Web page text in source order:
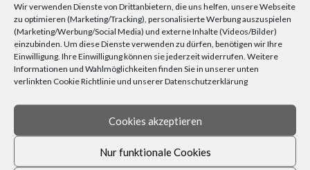
Wir verwenden Dienste von Drittanbietern, die uns helfen, unsere Webseite
zu optimieren (Marketing/Tracking), personalisierte Werbung auszuspielen
(Marketing/Werbung/Social Media) und externe Inhalte (Videos/Bilder)
einzubinden. Um diese Dienste verwenden zu dürfen, benötigen wir Ihre
Einwilligung. Ihre Einwilligung können sie jederzeit widerrufen. Weitere
Informationen und Wahlmöglichkeiten finden Sie in unserer unten
verlinkten Cookie Richtlinie und unserer Datenschutzerklärung
Cookies akzeptieren
Nur funktionale Cookies
Wärme(6) Zuhause(23) Übertöpfe(6)
FRAGEN, ANREGUNGEN, WÜNSCHE?